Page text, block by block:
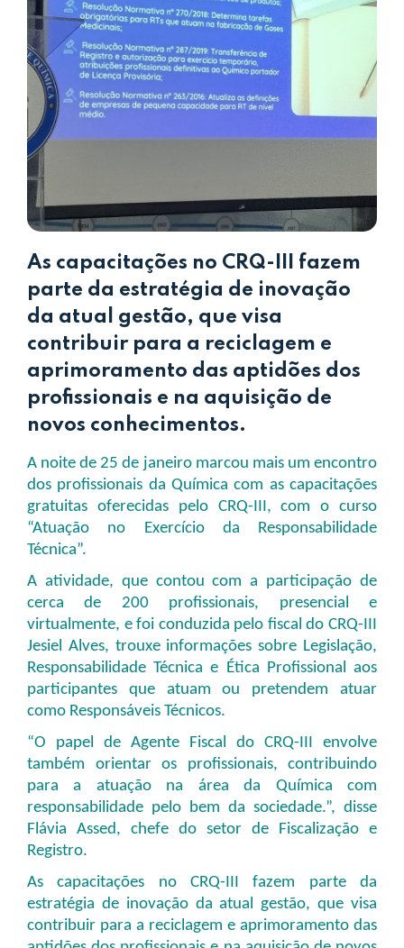
As capacitações no CRQ-III fazem
parte da estratégia de inovação
da atual gestão, que visa
contribuir para a reciclagem e
aprimoramento das aptidões dos
profissionais e na aquisição de
novos conhecimentos.
A noite de 25 de janeiro marcou mais um encontro
dos profissionais da Química com as capacitações
gratuitas oferecidas pelo CRQ-III, com o curso
“Atuação no Exercício da Responsabilidade
Técnica”.
A atividade, que contou com a participação de
cerca de 200 profissionais, presencial e
virtualmente, e foi conduzida pelo fiscal do CRQ-III
Jesiel Alves, trouxe informações sobre Legislação,
Responsabilidade Técnica e Ética Profissional aos
participantes que atuam ou pretendem atuar
como Responsáveis Técnicos.
“O papel de Agente Fiscal do CRQ-III envolve
também orientar os profissionais, contribuindo
para a atuação na área da Química com
responsabilidade pelo bem da sociedade.”, disse
Flávia Assed, chefe do setor de Fiscalização e
Registro.
As capacitações no CRQ-III fazem parte da
estratégia de inovação da atual gestão, que visa
contribuir para a reciclagem e aprimoramento das